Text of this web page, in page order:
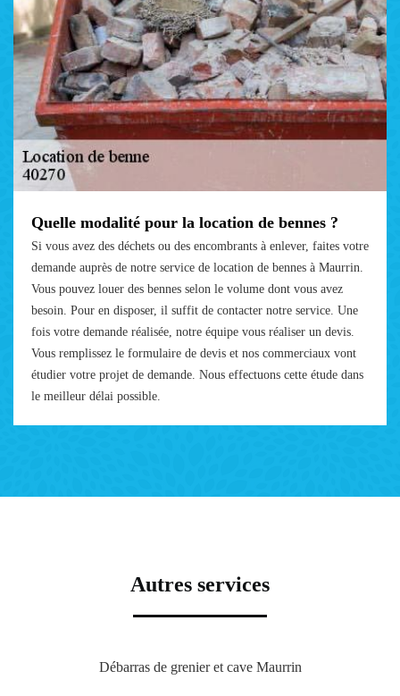
Quelle modalité pour la location de bennes ?
Si vous avez des déchets ou des encombrants à enlever, faites votre
demande auprès de notre service de location de bennes à Maurrin.
Vous pouvez louer des bennes selon le volume dont vous avez
besoin. Pour en disposer, il suffit de contacter notre service. Une
fois votre demande réalisée, notre équipe vous réaliser un devis.
Vous remplissez le formulaire de devis et nos commerciaux vont
étudier votre projet de demande. Nous effectuons cette étude dans
le meilleur délai possible.
Autres services
Débarras de grenier et cave Maurrin